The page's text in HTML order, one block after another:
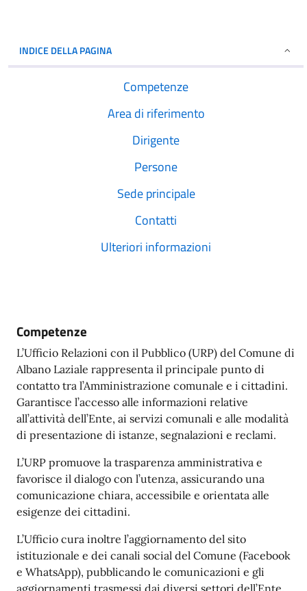
INDICE DELLA PAGINA
Competenze
Area di riferimento
Dirigente
Persone
Sede principale
Contatti
Ulteriori informazioni
Competenze
L’Ufficio Relazioni con il Pubblico (URP) del Comune di
Albano Laziale rappresenta il principale punto di
contatto tra l’Amministrazione comunale e i cittadini.
Garantisce l’accesso alle informazioni relative
all’attività dell’Ente, ai servizi comunali e alle modalità
di presentazione di istanze, segnalazioni e reclami.
L’URP promuove la trasparenza amministrativa e
favorisce il dialogo con l’utenza, assicurando una
comunicazione chiara, accessibile e orientata alle
esigenze dei cittadini.
L’Ufficio cura inoltre l’aggiornamento del sito
istituzionale e dei canali social del Comune (Facebook
e WhatsApp), pubblicando le comunicazioni e gli
aggiornamenti trasmessi dai diversi settori dell’Ente.